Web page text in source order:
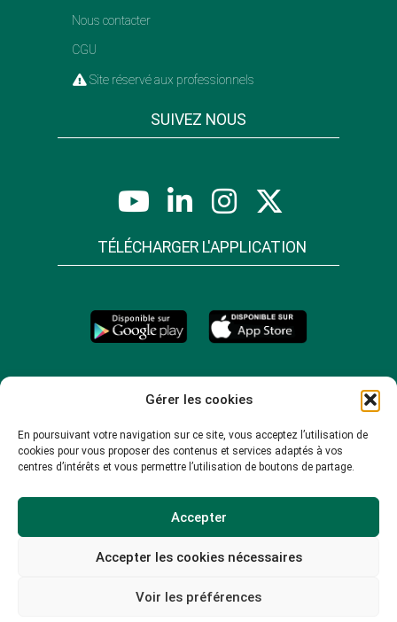
Gérer les cookies
En poursuivant votre navigation sur ce site, vous acceptez l’utilisation de
cookies pour vous proposer des contenus et services adaptés à vos
centres d’intérêts et vous permettre l’utilisation de boutons de partage.
Accepter
Accepter les cookies nécessaires
Voir les préférences
Nous contacter
CGU
Site réservé aux professionnels
SUIVEZ NOUS
TÉLÉCHARGER L'APPLICATION
© 2026 -
Politique de confidentialité